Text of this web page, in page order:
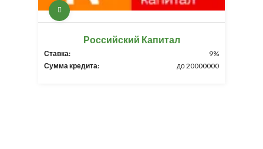
Российский Капитал
Ставка:
9%
Сумма кредита:
до 20000000